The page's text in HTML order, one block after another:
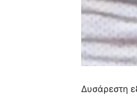
Δυσάρεστη